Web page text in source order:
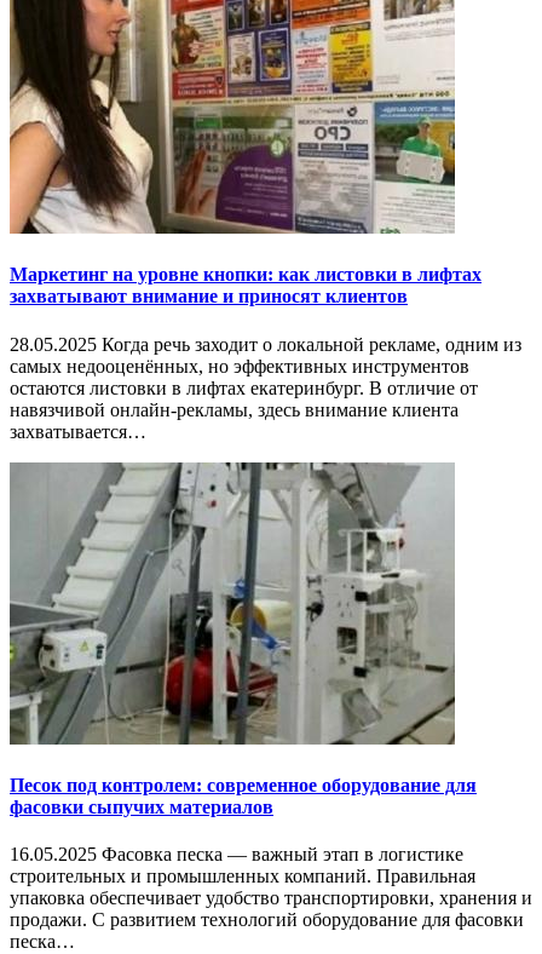
Маркетинг на уровне кнопки: как листовки в лифтах
захватывают внимание и приносят клиентов
28.05.2025 Когда речь заходит о локальной рекламе, одним из
самых недооценённых, но эффективных инструментов
остаются листовки в лифтах екатеринбург. В отличие от
навязчивой онлайн-рекламы, здесь внимание клиента
захватывается…
Песок под контролем: современное оборудование для
фасовки сыпучих материалов
16.05.2025 Фасовка песка — важный этап в логистике
строительных и промышленных компаний. Правильная
упаковка обеспечивает удобство транспортировки, хранения и
продажи. С развитием технологий оборудование для фасовки
песка…